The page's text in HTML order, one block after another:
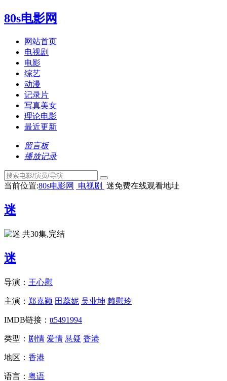
80s电影网
网站首页
电视剧
电影
综艺
动漫
记录片
写真美女
理论电影
最近更新
留言板
播放记录
当前位置:80s电影网 电视剧 迷免费在线观看地址
迷
共30集,完结
迷
导演： 王心慰
主演： 郑嘉颖 田蕊妮 吴业坤 赖慰玲
IMDB链接： tt5491994
类型： 剧情 爱情 悬疑 香港
地区： 香港
语言： 粤语